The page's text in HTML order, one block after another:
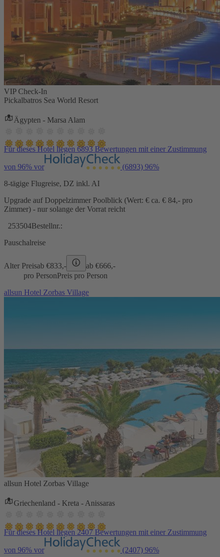
VIP Check-In
Pickalbatros Sea World Resort
Ägypten - Marsa Alam
Für dieses Hotel liegen 6893 Bewertungen mit einer Zustimmung
von 96% vor (6893) 96%
8-tägige Flugreise, DZ inkl. AI
Upgrade auf Doppelzimmer Poolblick (Wert: € ca. € 84,- pro
Zimmer) - nur solange der Vorrat reicht
253504Bestellnr.:
Pauschalreise
Alter Preisab €833,- ab €666,-
pro PersonPreis pro Person
allsun Hotel Zorbas Village
allsun Hotel Zorbas Village
Griechenland - Kreta - Anissaras
Für dieses Hotel liegen 2407 Bewertungen mit einer Zustimmung
von 96% vor (2407) 96%